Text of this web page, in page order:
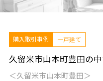
購入取引事例 一戸建て
久留米市山本町豊田の
＜久留米市山本町豊田＞